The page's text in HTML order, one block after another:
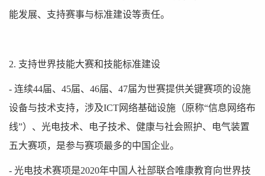
能发展、支持赛事与标准建设等责任。
2. 支持世界技能大赛和技能标准建设
- 连续44届、45届、46届、47届为世赛提供关键赛项的设施
设备与技术支持，涉及ICT网络基础设施（原称“信息网络布
线”）、光电技术、电子技术、健康与社会照护、电气装置
五大赛项，是参与赛项最多的中国企业。
- 光电技术赛项是2020年中国人社部联合唯康教育向世界技